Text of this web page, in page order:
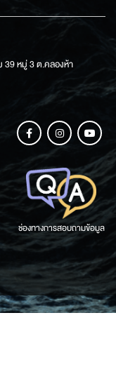
39 หมู่ 3 ต.คลองห้า
ช่องทางการสอบถามข้อมูล